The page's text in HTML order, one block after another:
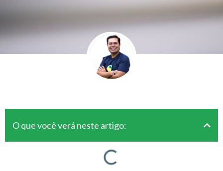
O que você verá neste artigo: